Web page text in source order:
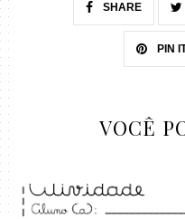
SHARE
PIN
VOCÊ